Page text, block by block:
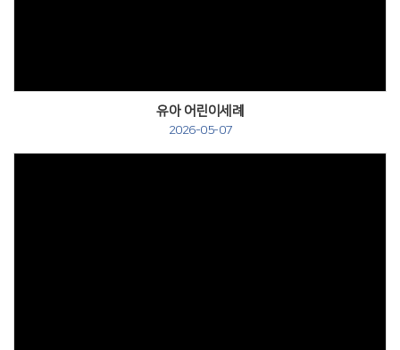
유아 어린이세례
2026-05-07